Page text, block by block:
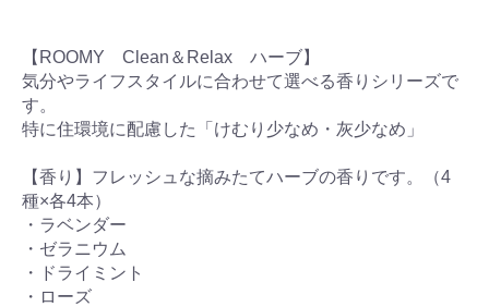
【ROOMY Clean＆Relax ハーブ】
気分やライフスタイルに合わせて選べる香りシリーズで
す。
特に住環境に配慮した「けむり少なめ・灰少なめ」
【香り】フレッシュな摘みたてハーブの香りです。（4
種×各4本）
・ラベンダー
・ゼラニウム
・ドライミント
・ローズ